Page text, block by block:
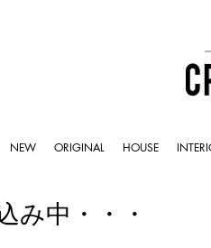
NEW ORIGINAL HOUSE
み中・・・